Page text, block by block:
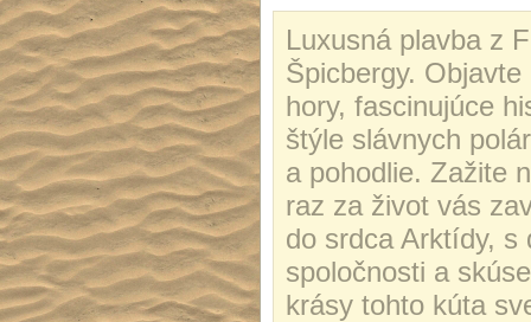
Luxusná plavba z
Špicbergy.
hory, fascinujúce
štýle slávnych
a pohodlie. Zažite
raz za život vás
do srdca Arktídy, s
spoločnosti a
krásy tohto kúta